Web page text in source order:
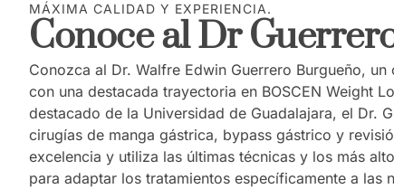
MÁXIMA CALIDAD Y EXPERIENCIA.
Conoce al Dr
Conozca al Dr. Walfre Edwin Guerrero Burgueño,
con una destacada trayectoria en BOSCEN Weight
destacado de la Universidad de Guadalajara, el Dr.
cirugías de manga gástrica, bypass gástrico y
excelencia y utiliza las últimas técnicas y los más
para adaptar los tratamientos específicamente a las